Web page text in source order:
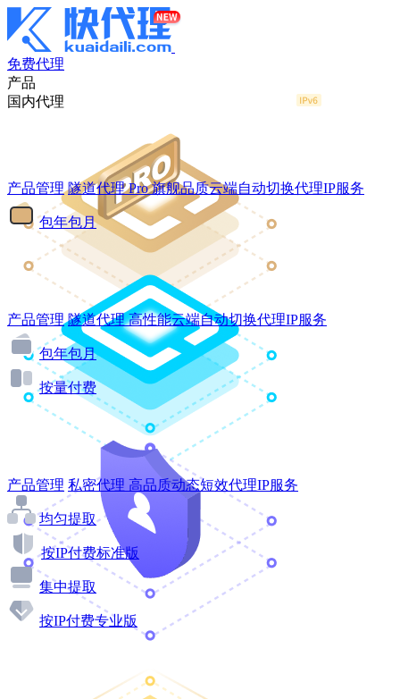
免费代理
产品
国内代理
产品管理 隧道代理Pro 旗舰品质云端自动切换代理IP服务
包年包月
产品管理 隧道代理 高性能云端自动切换代理IP服务
包年包月
按量付费
产品管理 私密代理 高品质动态短效代理IP服务
均匀提取
按IP付费标准版
集中提取
按IP付费专业版